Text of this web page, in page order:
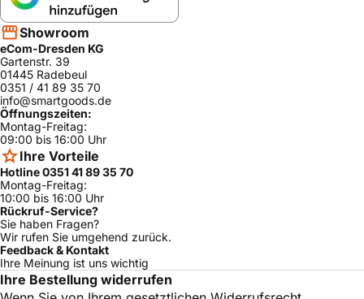
Showroom
eCom-Dresden KG
Gartenstr. 39
01445 Radebeul
0351 / 41 89 35 70
info@smartgoods.de
Öffnungszeiten:
Montag-Freitag:
09:00 bis 16:00 Uhr
Ihre Vorteile
Hotline 0351 41 89 35 70
Montag-Freitag:
10:00 bis 16:00 Uhr
Rückruf-Service?
Sie haben Fragen?
Wir rufen Sie umgehend zurück.
Feedback & Kontakt
Ihre Meinung ist uns wichtig
Ihre Bestellung widerrufen